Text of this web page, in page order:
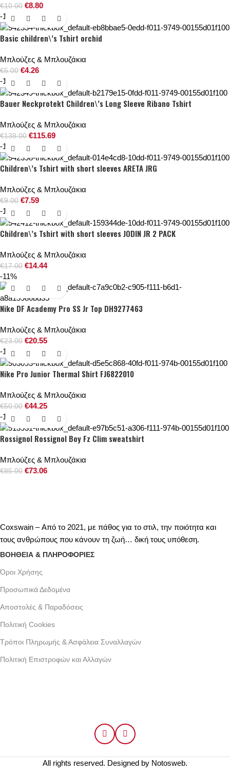
€10.00 €8.80
-15%
Basic children\’s Tshirt orchid
Μπλούζες & Μπλουζάκια
€5.00 €4.26
-16%
Bauer Neckprotekt Children\’s Long Sleeve Ribano Tshirt
Μπλούζες & Μπλουζάκια
€138.00 €115.69
-16%
Children\’s Tshirt with short sleeves ARETA JRG
Μπλούζες & Μπλουζάκια
€9.00 €7.59
-15%
Children\’s Tshirt with short sleeves JODIN JR 2 PACK
Μπλούζες & Μπλουζάκια
€17.00 €14.44
-11%
Nike DF Academy Pro SS Jr Top DH9277463
Μπλούζες & Μπλουζάκια
€23.00 €20.55
-12%
Nike Pro Junior Thermal Shirt FJ6822010
Μπλούζες & Μπλουζάκια
€50.00 €44.25
-14%
Rossignol Rossignol Boy Fz Clim sweatshirt
Μπλούζες & Μπλουζάκια
€85.00 €73.06
Coxswain – Από το 2021, με πάθος για το στιλ, την ποιότητα και
τους ανθρώπους που κάνουν τη ζωή… δική τους υπόθεση.
ΒΟΗΘΕΙΑ & ΠΛΗΡΟΦΟΡΙΕΣ
Όροι Xρήσης
Προσωπικά Δεδομένα
Αποστολές & Παραδόσεις
Πολιτική Cookies
Τρόποι Πληρωμής & Ασφάλεια Συναλλαγών
Πολιτική Επιστροφών και Αλλαγών
All rights reserved. Designed by Notosweb.